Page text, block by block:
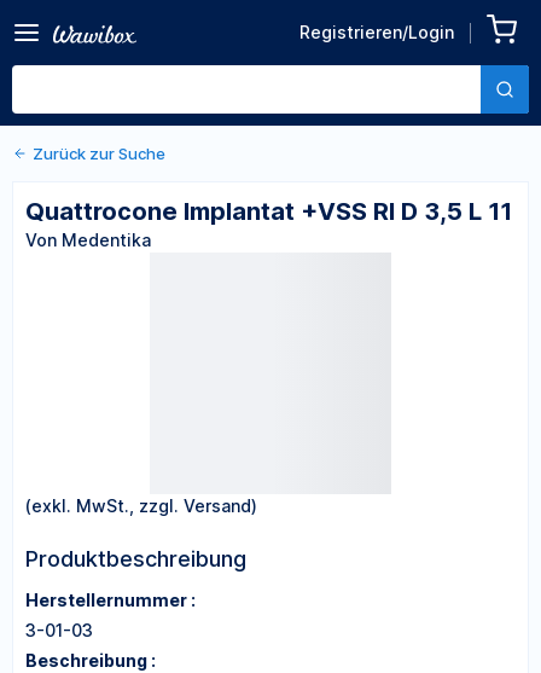
Registrieren/Login
+VSS RI D 3,5 L 11
Von Medentika
Zurück zu den Produktdetails
Zurück zur Suche
Quattrocone Implantat +VSS RI D 3,5 L 11
Von Medentika
(exkl. MwSt., zzgl. Versand)
Produktbeschreibung
Herstellernummer :
3-01-03
Beschreibung :